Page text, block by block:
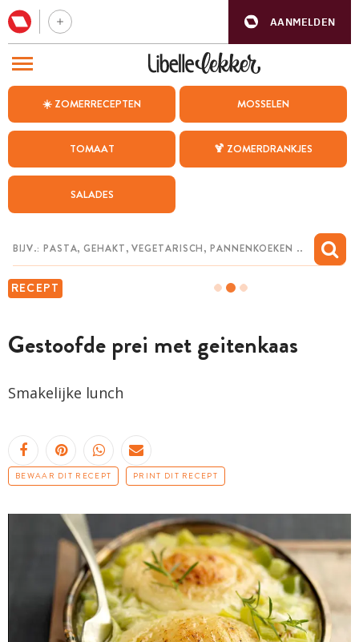
AANMELDEN
☀️ ZOMERRECEPTEN MOSSELEN
TOMAAT 🍹 ZOMERDRANKJES
SALADES
RECEPT
Gestoofde prei met geitenkaas
Smakelijke lunch
BEWAAR DIT RECEPT PRINT DIT RECEPT
BEZOEK ONZE ANDERE WEBSITES
WEEKMENU
CHAT MET MAIA
MIJN BEWAARDE RECEPTEN